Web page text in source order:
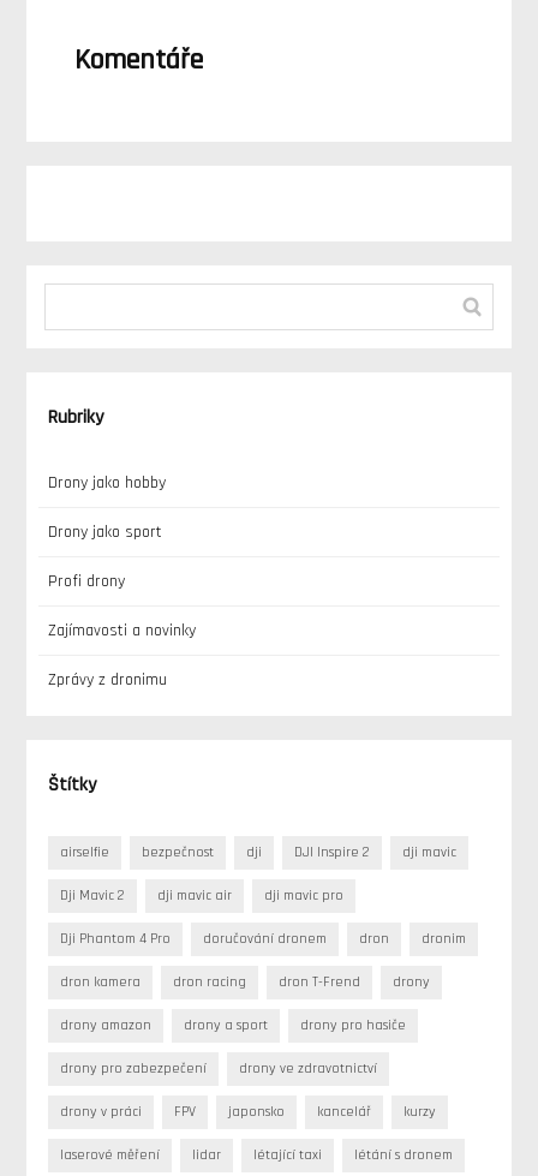
Komentáře
Rubriky
Drony jako hobby
Drony jako sport
Profi drony
Zajímavosti a novinky
Zprávy z dronimu
Štítky
airselfie bezpečnost dji DJI Inspire 2 dji mavic
Dji Mavic 2 dji mavic air dji mavic pro
Dji Phantom 4 Pro doručování dronem dron dronim
dron kamera dron racing dron T-Frend drony
drony amazon drony a sport drony pro hasiče
drony pro zabezpečení drony ve zdravotnictví
drony v práci FPV japonsko kancelář kurzy
laserové měření lidar létající taxi létání s dronem